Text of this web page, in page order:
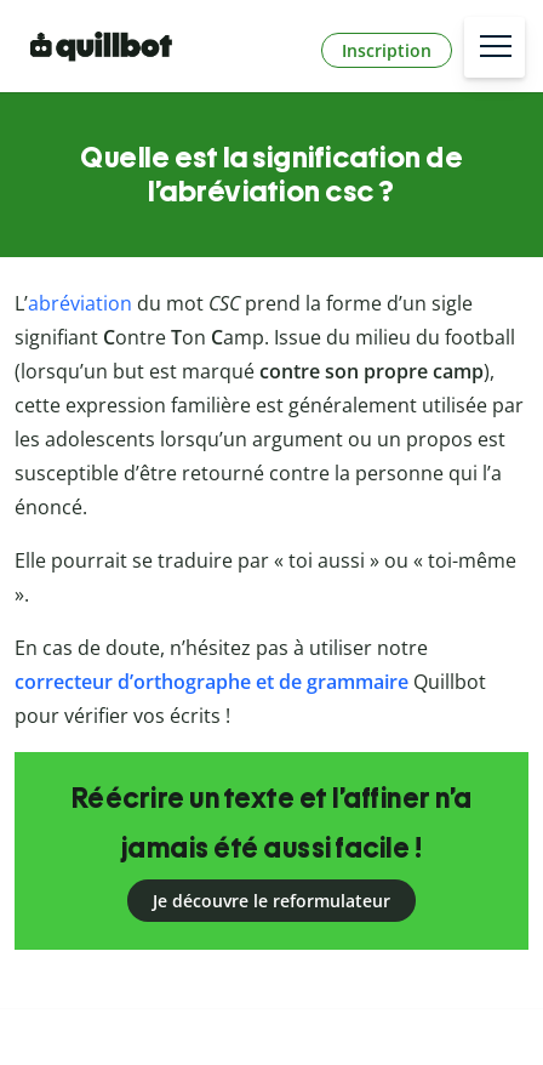
Inscription
Quelle est la signification de
l’abréviation csc ?
L’abréviation du mot CSCprend la forme d’un sigle
signifiant ContreTon Camp. Issue du milieu du football
(lorsqu’un but est marquécontre son propre camp),
cette expression familière est généralement utilisée par
les adolescents lorsqu’un argument ou un propos est
susceptible d’être retourné contre la personne qui l’a
énoncé.
Elle pourrait se traduire par « toi aussi » ou « toi-même
».
En cas de doute, n’hésitez pas à utiliser notre
correcteur d’orthographe et de grammaire Quillbot
pour vérifier vos écrits !
Réécrire un texte et l’affiner n’a
jamais été aussi facile !
Je découvre le reformulateur